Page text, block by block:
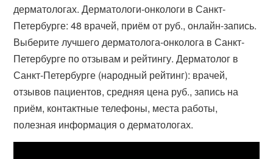
дерматологах. Дерматологи-онкологи в Санкт-
Петербурге: 48 врачей, приём от руб., онлайн-запись.
Выберите лучшего дерматолога-онколога в Санкт-
Петербурге по отзывам и рейтингу. Дерматолог в
Санкт-Петербурге (народный рейтинг): врачей,
отзывов пациентов, средняя цена руб., запись на
приём, контактные телефоны, места работы,
полезная информация о дерматологах.